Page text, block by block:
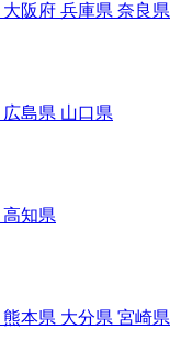
大阪府 兵庫県 奈良県
広島県 山口県
高知県
熊本県 大分県 宮崎県